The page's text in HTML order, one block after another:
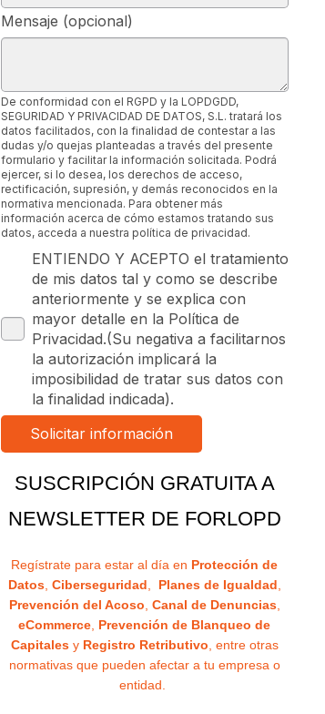
Mensaje (opcional)
De conformidad con el RGPD y la LOPDGDD,
SEGURIDAD Y PRIVACIDAD DE DATOS, S.L. tratará los
datos facilitados, con la finalidad de contestar a las
dudas y/o quejas planteadas a través del presente
formulario y facilitar la información solicitada. Podrá
ejercer, si lo desea, los derechos de acceso,
rectificación, supresión, y demás reconocidos en la
normativa mencionada. Para obtener más
información acerca de cómo estamos tratando sus
datos, acceda a nuestra política de privacidad.
ENTIENDO Y ACEPTO el tratamiento
de mis datos tal y como se describe
anteriormente y se explica con
mayor detalle en la Política de
Privacidad.(Su negativa a facilitarnos
la autorización implicará la
imposibilidad de tratar sus datos con
la finalidad indicada).
SUSCRIPCIÓN GRATUITA A
NEWSLETTER DE FORLOPD
Regístrate para estar al día en Protección de
Datos, Ciberseguridad, Planes de Igualdad,
Prevención del Acoso, Canal de Denuncias,
eCommerce, Prevención de Blanqueo de
Capitalesy Registro Retributivo, entre otras
normativas que pueden afectar a tu empresa o
entidad.